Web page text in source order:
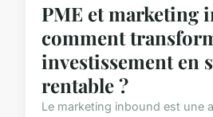
PME et marketing
comment
investissement en
rentable ?
Le marketing inbound est une